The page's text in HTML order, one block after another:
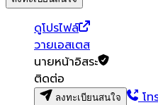
ดูโปรไฟล์
วายเอสเตส
นายหน้าอิสระ
ติดต่อ
ลงทะเบียนสนใจ โ